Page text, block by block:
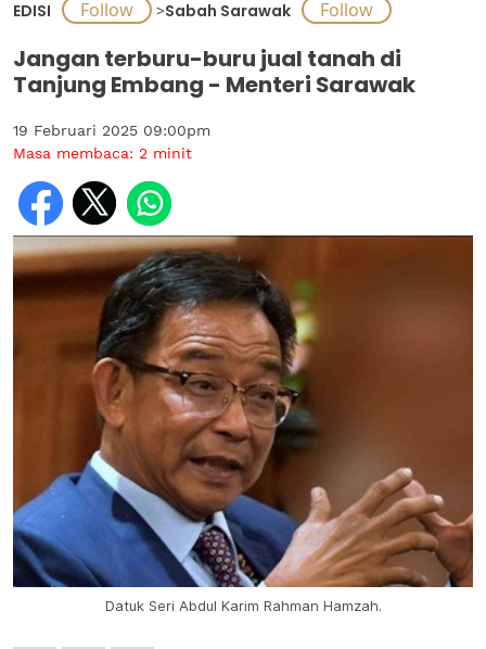
EDISI >Sabah Sarawak
Jangan terburu-buru jual tanah di
Tanjung Embang - Menteri Sarawak
19 Februari 2025 09:00pm
Masa membaca: 2 minit
Datuk Seri Abdul Karim Rahman Hamzah.